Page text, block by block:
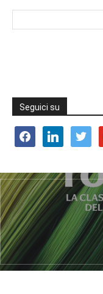
Seguici su
facebooklinkedin twitter